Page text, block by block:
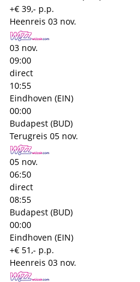
+€ 39,- p.p.
Heenreis 03 nov.
03 nov.
09:00
direct
10:55
Eindhoven (EIN)
00:00
Budapest (BUD)
Terugreis 05 nov.
05 nov.
06:50
direct
08:55
Budapest (BUD)
00:00
Eindhoven (EIN)
+€ 51,- p.p.
Heenreis 03 nov.